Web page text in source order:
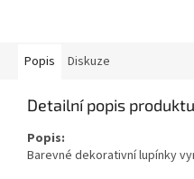
Popis Diskuze
Detailní popis produktu
Popis:
Barevné dekorativní lupínky